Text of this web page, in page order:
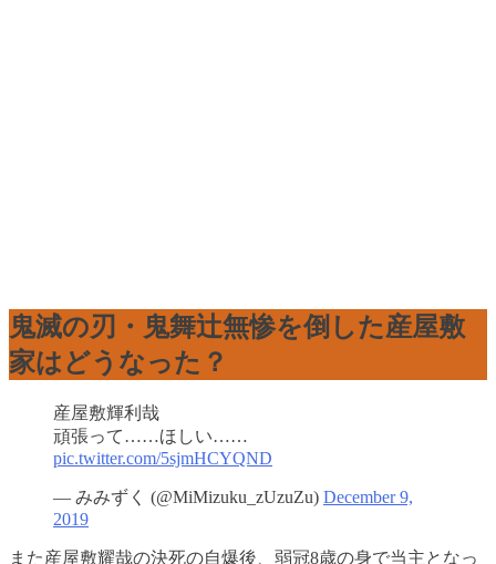
鬼滅の刃・鬼舞辻無惨を倒した産屋敷
家はどうなった？
産屋敷輝利哉
頑張って……ほしい……
pic.twitter.com/5sjmHCYQND
— みみずく (@MiMizuku_zUzuZu) December 9,
2019
また産屋敷耀哉の決死の自爆後、弱冠8歳の身で当主となっ